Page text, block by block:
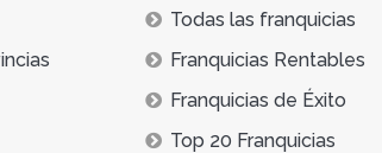
Todas las franquicias
Franquicias Rentables
Franquicias de Éxito
Top 20 Franquicias